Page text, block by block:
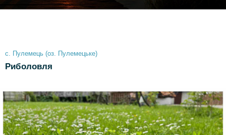
с. Пулемець (оз. Пулемецьке)
Риболовля